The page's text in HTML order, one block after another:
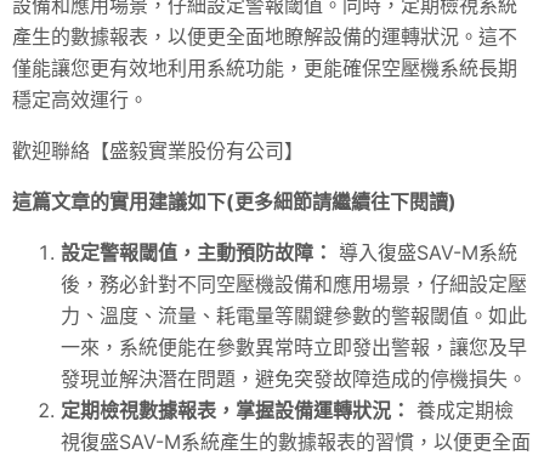
產生的數據報表，以便更全面地瞭解設備的運轉狀況。這不
僅能讓您更有效地利用系統功能，更能確保空壓機系統長期
穩定高效運行。
歡迎聯絡【盛毅實業股份有公司】
這篇文章的實用建議如下(更多細節請繼續往下閱讀)
設定警報閾值，主動預防故障： 導入復盛SAV-M系統
後，務必針對不同空壓機設備和應用場景，仔細設定壓
力、溫度、流量、耗電量等關鍵參數的警報閾值。如此
一來，系統便能在參數異常時立即發出警報，讓您及早
發現並解決潛在問題，避免突發故障造成的停機損失。
定期檢視數據報表，掌握設備運轉狀況： 養成定期檢
視復盛SAV-M系統產生的數據報表的習慣，以便更全面